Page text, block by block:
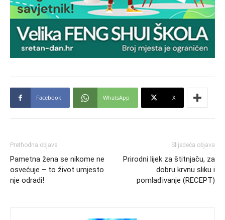
Facebook WhatsApp X
Prethodna objava
Pametna žena se nikome ne
osvećuje – to život umjesto
nje odradi!
Slijedeća objava
Prirodni lijek za štitnjaču, za
dobru krvnu sliku i
pomlađivanje (RECEPT)